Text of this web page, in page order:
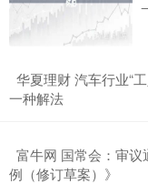
华夏理财 汽车行业“
一种解法
富牛网 国常会：审
例（修订草案）》